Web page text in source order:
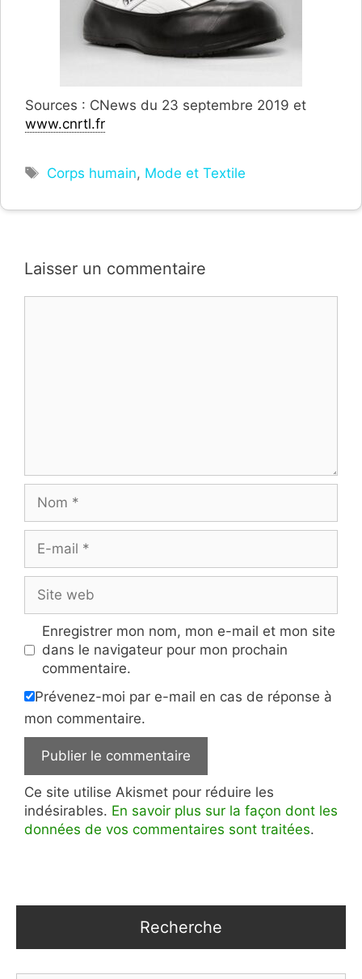
Sources : CNews du 23 septembre 2019 et
www.cnrtl.fr
Étiquettes
Corps humain, Mode et Textile
Laisser un commentaire
mail
web
Enregistrer mon nom, mon e-mail et mon site
dans le navigateur pour mon prochain
commentaire.
Prévenez-moi par e-mail en cas de réponse à
mon commentaire.
Ce site utilise Akismet pour réduire les
indésirables. En savoir plus sur la façon dont les
données de vos commentaires sont traitées.
Recherche